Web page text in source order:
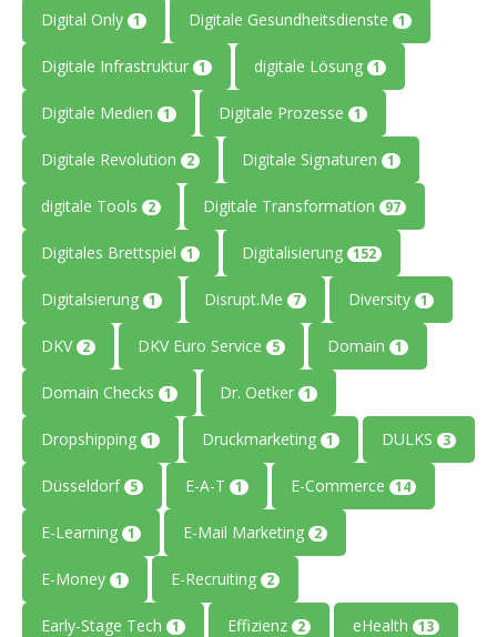
Digital Only 1 Digitale Gesundheitsdienste 1
Digitale Infrastruktur 1 digitale Lösung 1
Digitale Medien 1 Digitale Prozesse 1
Digitale Revolution 2 Digitale Signaturen 1
digitale Tools 2 Digitale Transformation 97
Digitales Brettspiel 1 Digitalisierung 152
Digitalsierung 1 Disrupt.Me 7 Diversity 1
DKV 2 DKV Euro Service 5 Domain 1
Domain Checks 1 Dr. Oetker 1
Dropshipping 1 Druckmarketing 1 DULKS 3
Düsseldorf 5 E-A-T 1 E-Commerce 14
E-Learning 1 E-Mail Marketing 2
E-Money 1 E-Recruiting 2
Early-Stage Tech 1 Effizienz 2 eHealth 13